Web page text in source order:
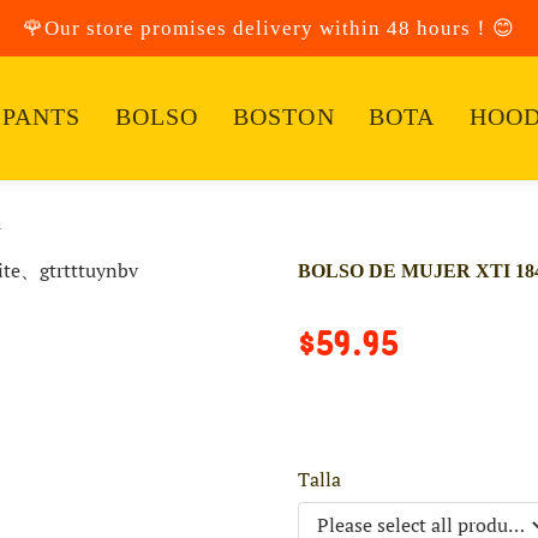
PANTS BOLSO BOSTON BOTA
🌹Our store promises delivery within 48 hours！😊
BOLSO DE MUJER XTI
$59.95
Talla